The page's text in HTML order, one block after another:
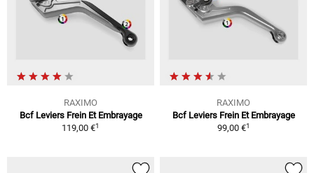
RAXIMO
Bcf Leviers Frein Et Embrayage
119,00 €1
RAXIMO
Bcf Leviers Frein Et Embrayage
99,00 €1